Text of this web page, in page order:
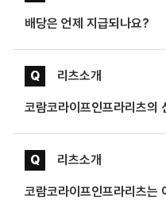
배당은 언제 지급되나요?
Q 리츠소개
코람코라이프인프라리츠의
Q 리츠소개
코람코라이프인프라리츠는